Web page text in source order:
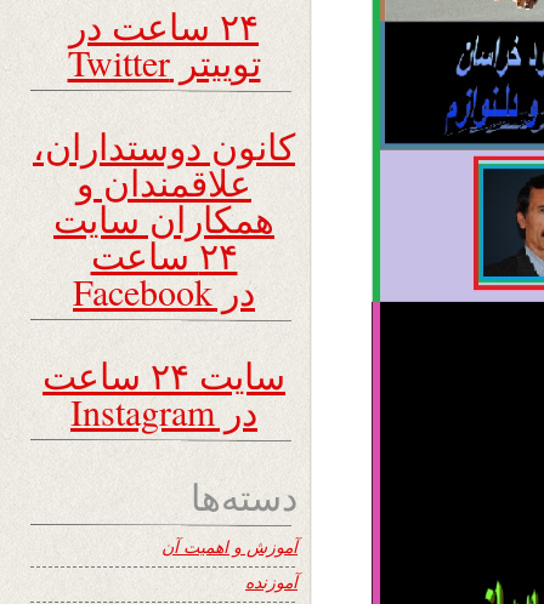
۲۴ ساعت در
توییتر Twitter
کانون دوستداران،
علاقمندان و
همکاران سایت
۲۴ ساعت
در Facebook
سایت ۲۴ ساعت
در Instagram
دسته‌ها
آموزش و اهمیت آن
آموزنده